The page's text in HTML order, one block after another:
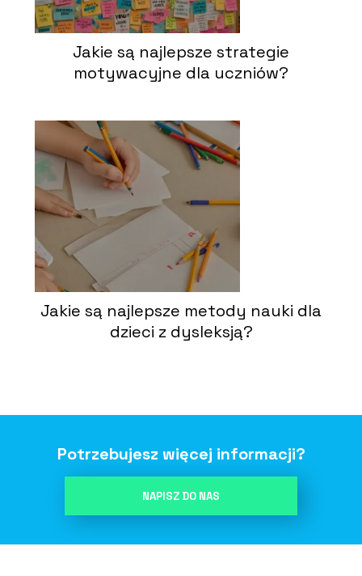
Jakie są najlepsze strategie
motywacyjne dla uczniów?
Jakie są najlepsze metody nauki dla
dzieci z dysleksją?
Potrzebujesz więcej informacji?
NAPISZ DO NAS